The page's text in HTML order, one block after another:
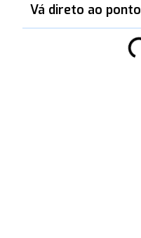
Vá direto ao ponto